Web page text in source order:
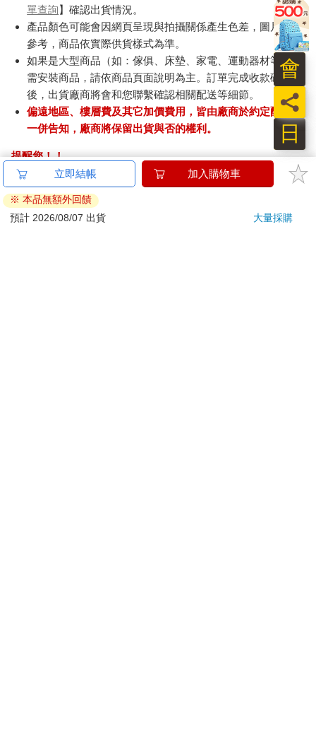
單查詢】確認出貨情況。
產品顏色可能會因網頁呈現與拍攝關係產生色差，圖片僅供
參考，商品依實際供貨樣式為準。
如果是大型商品（如：傢俱、床墊、家電、運動器材等）及
需安裝商品，請依商品頁面說明為主。訂單完成收款確認
後，出貨廠商將會和您聯繫確認相關配送等細節。
偏遠地區、樓層費及其它加價費用，皆由廠商於約定配送時
一併告知，廠商將保留出貨與否的權利。
提醒您！！
金石堂及銀行均不會請您操作ATM! 如接獲電話要求您前往
ATM提款機，請不要聽從指示，以免受騙上當！
退換貨須知：
日
員
會